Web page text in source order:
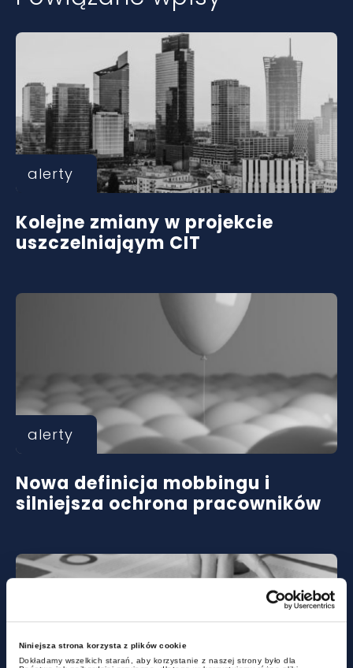
Niniejsza strona korzysta z plików cookie
Dokładamy wszelkich starań, aby korzystanie z naszej strony było dla
alerty
Kolejne zmiany w projekcie
uszczelniająym CIT
alerty
Nowa definicja mobbingu i
silniejsza ochrona pracowników